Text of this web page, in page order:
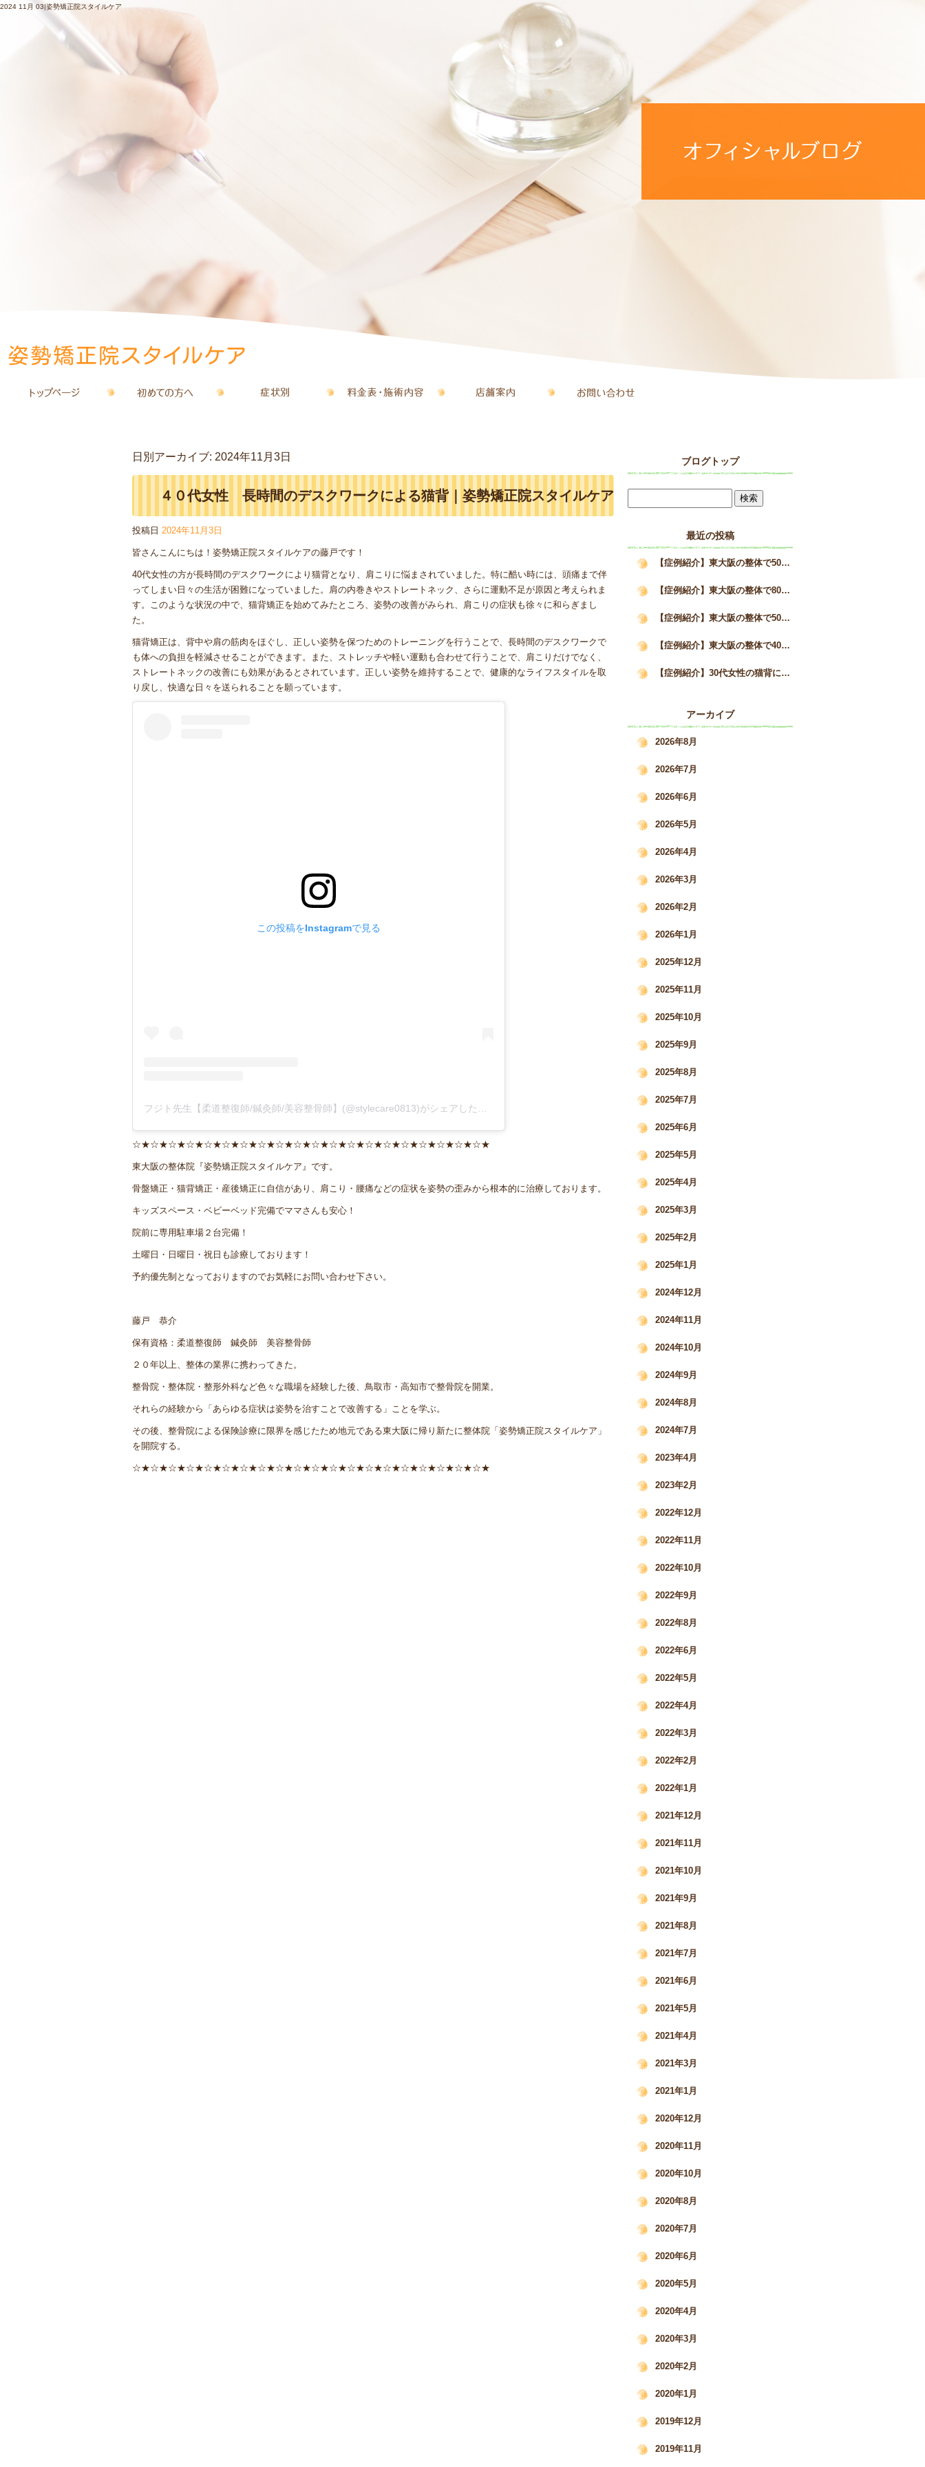
2024 11月 03|姿勢矯正院スタイルケア
日別アーカイブ: 2024年11月3日
４０代女性 長時間のデスクワークによる猫背｜姿勢矯正院スタイルケア
投稿日 2024年11月3日
皆さんこんにちは！姿勢矯正院スタイルケアの藤戸です！
40代女性の方が長時間のデスクワークにより猫背となり、肩こりに悩まされていました。特に酷い時には、頭痛まで伴
ってしまい日々の生活が困難になっていました。肩の内巻きやストレートネック、さらに運動不足が原因と考えられま
す。このような状況の中で、猫背矯正を始めてみたところ、姿勢の改善がみられ、肩こりの症状も徐々に和らぎまし
た。
猫背矯正は、背中や肩の筋肉をほぐし、正しい姿勢を保つためのトレーニングを行うことで、長時間のデスクワークで
も体への負担を軽減させることができます。また、ストレッチや軽い運動も合わせて行うことで、肩こりだけでなく、
ストレートネックの改善にも効果があるとされています。正しい姿勢を維持することで、健康的なライフスタイルを取
り戻し、快適な日々を送られることを願っています。
この投稿をInstagramで見る
☆★☆★☆★☆★☆★☆★☆★☆★☆★☆★☆★☆★☆★☆★☆★☆★☆★☆★☆★☆★
東大阪の整体院『姿勢矯正院スタイルケア』です。
骨盤矯正・猫背矯正・産後矯正に自信があり、肩こり・腰痛などの症状を姿勢の歪みから根本的に治療しております。
キッズスペース・ベビーベッド完備でママさんも安心！
院前に専用駐車場２台完備！
土曜日・日曜日・祝日も診療しております！
予約優先制となっておりますのでお気軽にお問い合わせ下さい。
藤戸 恭介
保有資格：柔道整復師 鍼灸師 美容整骨師
２０年以上、整体の業界に携わってきた。
整骨院・整体院・整形外科など色々な職場を経験した後、鳥取市・高知市で整骨院を開業。
それらの経験から「あらゆる症状は姿勢を治すことで改善する」ことを学ぶ。
その後、整骨院による保険診療に限界を感じたため地元である東大阪に帰り新たに整体院「姿勢矯正院スタイルケア」
を開院する。
☆★☆★☆★☆★☆★☆★☆★☆★☆★☆★☆★☆★☆★☆★☆★☆★☆★☆★☆★☆★
ブログトップ
最近の投稿
【症例紹介】東大阪の整体で50代女性の巻き肩と疲労感が改善した施術事例｜姿勢矯正院スタイルケア
【症例紹介】東大阪の整体で80代男性の猫背を改善へ｜高齢者の姿勢改善と身体の変化｜姿勢矯正院スタイルケア
【症例紹介】東大阪の整体で50代女性の猫背と自律神経の不調が3か月で改善した事例｜姿勢矯正院スタイルケア
【症例紹介】東大阪の整体で40代女性の猫背・巻き肩を改善｜慢性的な肩こりと疲労感の変化｜姿勢矯正院スタイルケア
【症例紹介】30代女性の猫背による肩こり・腰痛を根本改善した施術事例｜姿勢矯正院スタイルケア
アーカイブ
2026年8月
2026年7月
2026年6月
2026年5月
2026年4月
2026年3月
2026年2月
2026年1月
2025年12月
2025年11月
2025年10月
2025年9月
2025年8月
2025年7月
2025年6月
2025年5月
2025年4月
2025年3月
2025年2月
2025年1月
2024年12月
2024年11月
2024年10月
2024年9月
2024年8月
2024年7月
2023年4月
2023年2月
2022年12月
2022年11月
2022年10月
2022年9月
2022年8月
2022年6月
2022年5月
2022年4月
2022年3月
2022年2月
2022年1月
2021年12月
2021年11月
2021年10月
2021年9月
2021年8月
2021年7月
2021年6月
2021年5月
2021年4月
2021年3月
2021年1月
2020年12月
2020年11月
2020年10月
2020年8月
2020年7月
2020年6月
2020年5月
2020年4月
2020年3月
2020年2月
2020年1月
2019年12月
2019年11月